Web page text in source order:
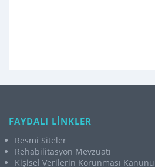
FAYDALI LİNKLER
Resmi Siteler
Rehabilitasyon Mevzuatı
Kişisel Verilerin Korunması Kanunu